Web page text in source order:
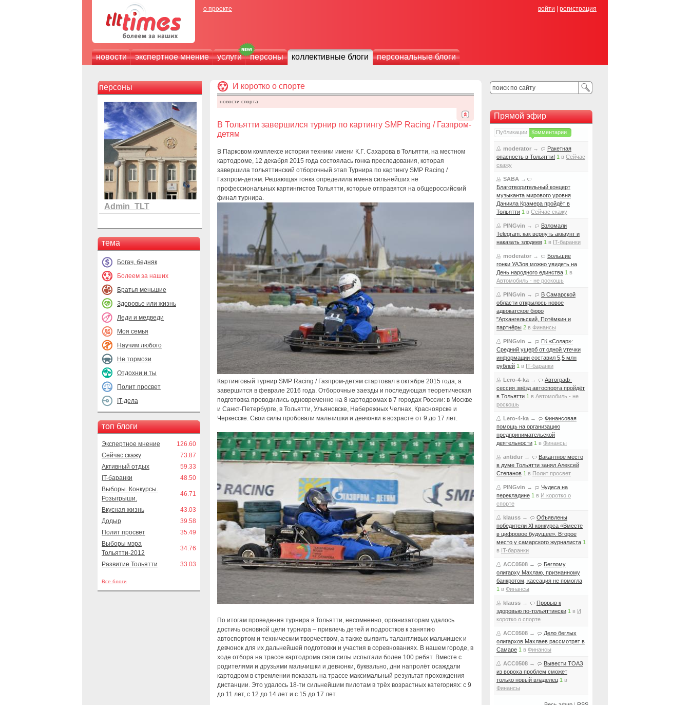
о проекте войти регистрация
новости экспертное мнение услуги персоны коллективные блоги персональные блоги
персоны
Admin_TLT
тема
Богач, бедняк
Болеем за наших
Братья меньшие
Здоровье или жизнь
Леди и медведи
Моя семья
Научим любого
Не тормози
Отдохни и ты
Полит просвет
IT-дела
топ блоги
Экспертное мнение
126.60
Сейчас скажу
73.87
Активный отдых
59.33
IT-баранки
48.50
Выборы. Конкурсы.
Розыгрыши.
46.71
Вкусная жизнь
43.03
Додыр
39.58
Полит просвет
35.49
Выборы мэра
Тольятти-2012
34.76
Развитие Тольятти 33.03
Все блоги
И коротко о спорте
новости спорта
В Тольятти завершился турнир по картингу SMP Racing / Газпром-
детям
В Парковом комплексе истории техники имени К.Г. Сахарова в Тольятти, на местном
картодроме, 12 декабря 2015 года состоялась гонка преследования, которая
завершила тольяттинский отборочный этап Турнира по картингу SMP Racing /
Газпром-детям. Решающая гонка определила имена сильнейших не
профессиональных картингистов Тольятти, которые отправятся на общероссийский
финал турнира.
Картинговый турнир SMP Racing / Газпром-детям стартовал в октябре 2015 года, а
завершится в феврале 2016 года. Отборочные заезды и последующая теоретическая
подготовка проводились одновременно на 8 картодромах в 7 городах России: в Москве
и Санкт-Петербурге, в Тольятти, Ульяновске, Набережных Челнах, Красноярске и
Черкесске. Свои силы пробовали мальчишки и девчонки в возрасте от 9 до 17 лет.
По итогам проведения турнира в Тольятти, несомненно, организаторам удалось
достичь основной цели турнира – привлечь детей и подростков к занятию
автоспортом и техническим творчеством, а также выявить талантливых мальчишек и
девчонок для их дальнейшей подготовки и участия в соревнованиях. В нашем городе, в
ходе отбора на трассе картодрома свои силы испытали более 100 ребят. Вместе с
родителями и друзьями мальчишки и девчонки, буквально, дни напролёт осаждали
картодром в стремлении показать на трассе максимальный результат прохождения
дистанции. Это удалось 18-ти сильнейшим пилотам в трёх возрастных категориях: с 9
до 11 лет, с 12 до 14 лет и с 15 до 17 лет.
Прямой эфир
Публикации Комментарии
moderator →
Ракетная
опасность в Тольятти! 1 в Сейчас
скажу
SABA →
Благотворительный концерт
музыканта мирового уровня
Даниила Крамера пройдёт в
Тольятти 1 в Сейчас скажу
PINGvin →
Взломали
Telegram: как вернуть аккаунт и
наказать злодеев 1 в IT-баранки
moderator →
Большие
гонки УАЗов можно увидеть на
День народного единства 1 в
Автомобиль - не роскошь
PINGvin →
В Самарской
области открылось новое
адвокатское бюро
"Архангельский, Потёмкин и
партнёры 2 в Финансы
PINGvin →
ГК «Солар»:
Средний ущерб от одной утечки
информации составил 5,5 млн
рублей 1 в IT-баранки
Lero-4-ka →
Автограф-
сессия звёзд автоспорта пройдёт
в Тольятти 1 в Автомобиль - не
роскошь
Lero-4-ka →
Финансовая
помощь на организацию
предпринимательской
деятельности 1 в Финансы
antidur →
Вакантное место
в думе Тольятти занял Алексей
Степанов 1 в Полит просвет
PINGvin →
Чудеса на
перекладине 1 в И коротко о
спорте
klauss →
Объявлены
победители XI конкурса «Вместе
в цифровое будущее». Второе
место у самарского журналиста 1
в IT-баранки
ACC0508 →
Беглому
олигарху Махлаю, признанному
банкротом, кассация не помогла
1 в Финансы
klauss →
Прорыв к
здоровью по-тольяттински 1 в И
коротко о спорте
ACC0508 →
Дело беглых
олигархов Махлаев рассмотрят в
Самаре 1 в Финансы
ACC0508 →
Вывести ТОАЗ
из вороха проблем сможет
только новый владелец 1 в
Финансы